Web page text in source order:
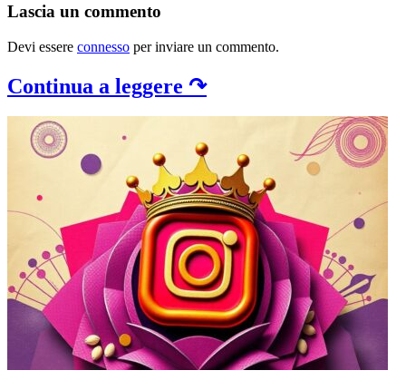
Lascia un commento
Devi essere connesso per inviare un commento.
Continua a leggere ↷